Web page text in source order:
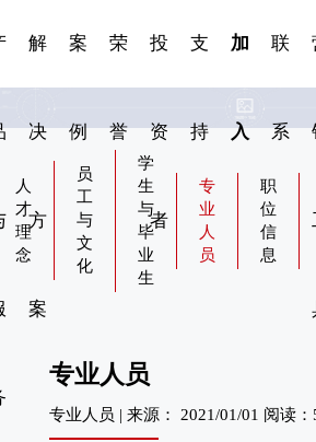
解
决
方
案
案
例
荣
誉
投
资
者
支
持
加
入
联
系
人
才
理
念
员
工
与
文
化
学
生
与
毕
业
生
专
业
人
员
职
位
信
息
专业人员
专业人员 | 来源： 2021/01/01 阅读：